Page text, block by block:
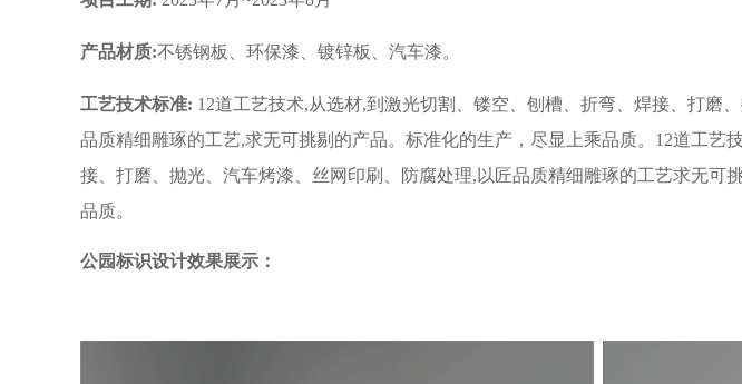
产品材质:不锈钢板、环保漆、镀锌板、汽车漆。
工艺技术标准: 12道工艺技术,从选材,到激光切割、镂空、刨槽、折弯、焊接、打磨
品质精细雕琢的工艺,求无可挑剔的产品。标准化的生产，尽显上乘品质。 12道工艺
接、打磨、抛光、汽车烤漆、丝网印刷、防腐处理,以匠品质精细雕琢的工艺求无可
品质。
公园标识设计效果展示：